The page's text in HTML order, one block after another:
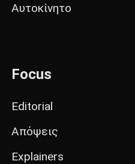
Αυτοκίνητο
Focus
Editorial
Απόψεις
Explainers